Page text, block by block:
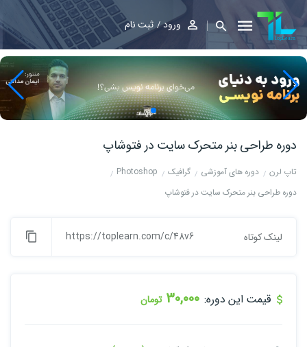
ورود ثبت نام
دوره ﻃﺮاﺣﯽ ﺑﻨﺮ ﻣﺘﺤﺮک ﺳﺎﯾﺖ در ﻓﺘﻮﺷﺎپ
تاپ لرن دوره های آموزشی گرافیک
Photoshop
دوره ﻃﺮاﺣﯽ ﺑﻨﺮ ﻣﺘﺤﺮک ﺳﺎﯾﺖ در ﻓﺘﻮﺷﺎپ
لینک کوتاه https://toplearn.com/c/48v6
قیمت این دوره: 30,000 تومان